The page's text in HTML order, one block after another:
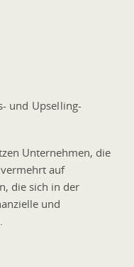
und Upselling-
Unternehmen, die
auf
die sich in der
und